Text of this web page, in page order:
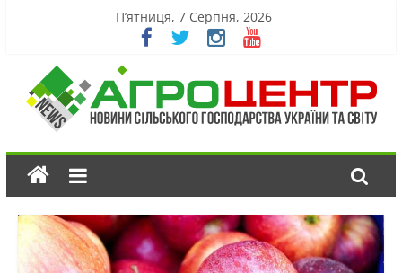
П’ятниця, 7 Серпня, 2026